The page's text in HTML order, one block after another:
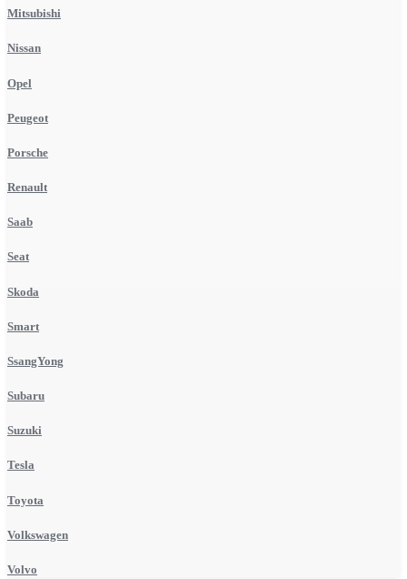
Mitsubishi
Nissan
Opel
Peugeot
Porsche
Renault
Saab
Seat
Skoda
Smart
SsangYong
Subaru
Suzuki
Tesla
Toyota
Volkswagen
Volvo